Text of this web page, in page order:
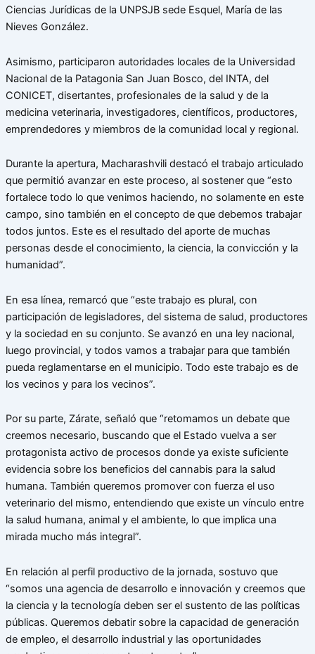
Ciencias Jurídicas de la UNPSJB sede Esquel, María de las
Nieves González.
Asimismo, participaron autoridades locales de la Universidad
Nacional de la Patagonia San Juan Bosco, del INTA, del
CONICET, disertantes, profesionales de la salud y de la
medicina veterinaria, investigadores, científicos, productores,
emprendedores y miembros de la comunidad local y regional.
Durante la apertura, Macharashvili destacó el trabajo articulado
que permitió avanzar en este proceso, al sostener que “esto
fortalece todo lo que venimos haciendo, no solamente en este
campo, sino también en el concepto de que debemos trabajar
todos juntos. Este es el resultado del aporte de muchas
personas desde el conocimiento, la ciencia, la convicción y la
humanidad”.
En esa línea, remarcó que “este trabajo es plural, con
participación de legisladores, del sistema de salud, productores
y la sociedad en su conjunto. Se avanzó en una ley nacional,
luego provincial, y todos vamos a trabajar para que también
pueda reglamentarse en el municipio. Todo este trabajo es de
los vecinos y para los vecinos”.
Por su parte, Zárate, señaló que “retomamos un debate que
creemos necesario, buscando que el Estado vuelva a ser
protagonista activo de procesos donde ya existe suficiente
evidencia sobre los beneficios del cannabis para la salud
humana. También queremos promover con fuerza el uso
veterinario del mismo, entendiendo que existe un vínculo entre
la salud humana, animal y el ambiente, lo que implica una
mirada mucho más integral”.
En relación al perfil productivo de la jornada, sostuvo que
“somos una agencia de desarrollo e innovación y creemos que
la ciencia y la tecnología deben ser el sustento de las políticas
públicas. Queremos debatir sobre la capacidad de generación
de empleo, el desarrollo industrial y las oportunidades